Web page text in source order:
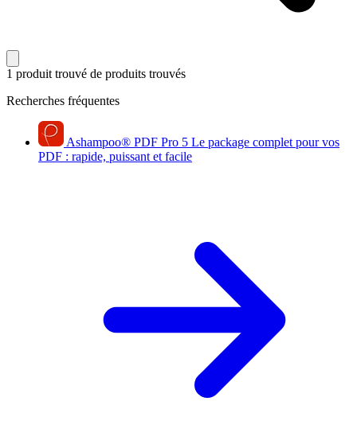
1 produit trouvé de produits trouvés
Recherches fréquentes
Ashampoo® PDF Pro 5 Le package complet pour vos
PDF : rapide, puissant et facile